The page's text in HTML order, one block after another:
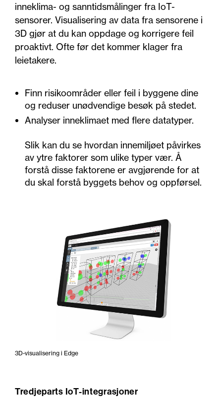
inneklima- og sanntidsmålinger fra IoT-
sensorer. Visualisering av data fra sensorene i
3D gjør at du kan oppdage og korrigere feil
proaktivt. Ofte før det kommer klager fra
leietakere.
Finn risikoområder eller feil i byggene dine
og reduser unødvendige besøk på stedet.
Analyser inneklimaet med flere datatyper.
Slik kan du se hvordan innemiljøet påvirkes
av ytre faktorer som ulike typer vær. Å
forstå disse faktorene er avgjørende for at
du skal forstå byggets behov og oppførsel.
3D-visualisering i Edge
Tredjeparts IoT-integrasjoner